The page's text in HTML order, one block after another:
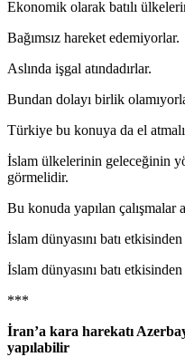
Ekonomik olarak batılı
Bağımsız hareket edemiyorlar.
Aslında işgal atındadırlar.
Bundan dolayı birlik
Türkiye bu konuya da el
İslam ülkelerinin geleceğinin
görmelidir.
Bu konuda yapılan çalışmalar
İslam dünyasını batı
İslam dünyasını batı
***
İran’a kara harekatı
yapılabilir